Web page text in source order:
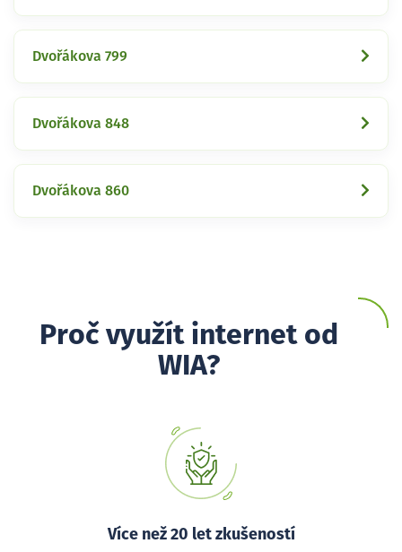
Dvořákova 799
Dvořákova 848
Dvořákova 860
Proč využít internet od
WIA?
Více než 20 let zkušeností